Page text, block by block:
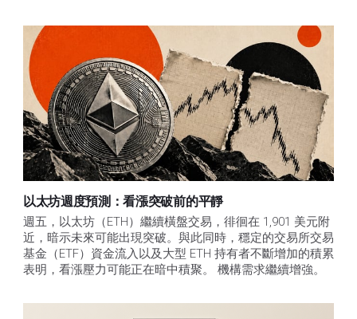
以太坊週度預測：看漲突破前的平靜
週五，以太坊（ETH）繼續橫盤交易，徘徊在 1,901 美元附
近，暗示未來可能出現突破。與此同時，穩定的交易所交易
基金（ETF）資金流入以及大型 ETH 持有者不斷增加的積累
表明，看漲壓力可能正在暗中積聚。 機構需求繼續增強。